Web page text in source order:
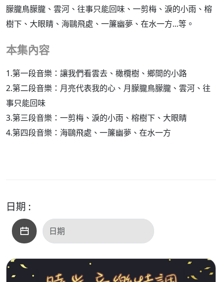
朦朧鳥朦朧、雲河、往事只能回味、一剪梅、淚的小雨、榕
樹下、大眼睛、海鷗飛處、一簾幽夢、在水一方...等。
本集內容
1.第一段音樂：讓我們看雲去、橄欖樹、鄉間的小路
2.第二段音樂：月亮代表我的心、月朦朧鳥朦朧、雲河、往
事只能回味
3.第三段音樂：一剪梅、淚的小雨、榕樹下、大眼睛
4.第四段音樂：海鷗飛處、一簾幽夢、在水一方
日期 :